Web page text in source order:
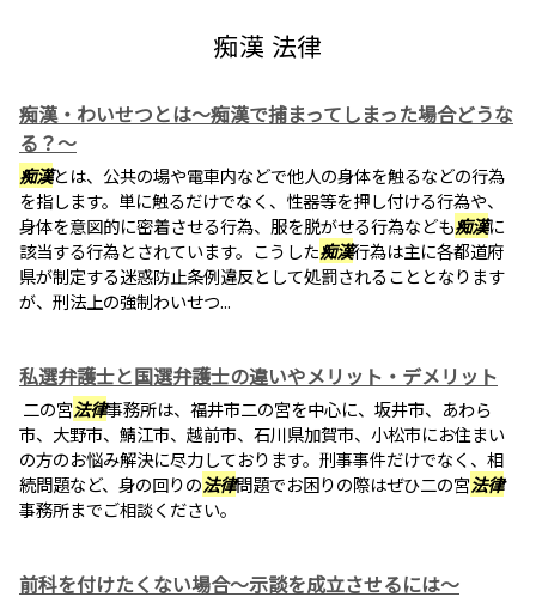
痴漢 法律
痴漢・わいせつとは～痴漢で捕まってしまった場合どうな
る？～
痴漢とは、公共の場や電車内などで他人の身体を触るなどの行為
を指します。単に触るだけでなく、性器等を押し付ける行為や、
身体を意図的に密着させる行為、服を脱がせる行為なども痴漢に
該当する行為とされています。こうした痴漢行為は主に各都道府
県が制定する迷惑防止条例違反として処罰されることとなります
が、刑法上の強制わいせつ...
私選弁護士と国選弁護士の違いやメリット・デメリット
二の宮法律事務所は、福井市二の宮を中心に、坂井市、あわら
市、大野市、鯖江市、越前市、石川県加賀市、小松市にお住まい
の方のお悩み解決に尽力しております。刑事事件だけでなく、相
続問題など、身の回りの法律問題でお困りの際はぜひ二の宮法律
事務所までご相談ください。
前科を付けたくない場合～示談を成立させるには～